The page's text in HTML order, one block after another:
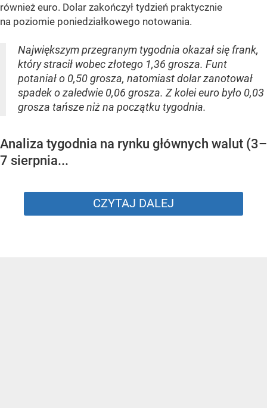
również euro. Dolar zakończył tydzień praktycznie
na poziomie poniedziałkowego notowania.
Największym przegranym tygodnia okazał się frank,
który stracił wobec złotego 1,36 grosza. Funt
potaniał o 0,50 grosza, natomiast dolar zanotował
spadek o zaledwie 0,06 grosza. Z kolei euro było 0,03
grosza tańsze niż na początku tygodnia.
Analiza tygodnia na rynku głównych walut (3–
7 sierpnia...
CZYTAJ DALEJ